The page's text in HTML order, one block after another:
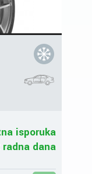
isporuka
radna dana